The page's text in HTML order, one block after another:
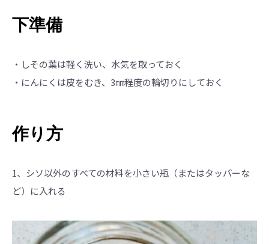
下準備
・しその葉は軽く洗い、水気を取っておく
・にんにくは皮をむき、3㎜程度の輪切りにしておく
作り方
1、シソ以外のすべての材料を小さい瓶（またはタッパーな
ど）に入れる